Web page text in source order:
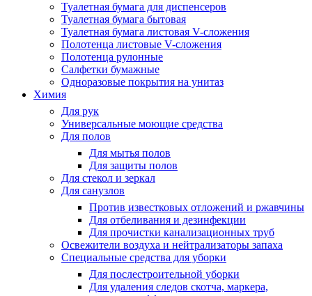
Туалетная бумага для диспенсеров
Туалетная бумага бытовая
Туалетная бумага листовая V-сложения
Полотенца листовые V-сложения
Полотенца рулонные
Салфетки бумажные
Одноразовые покрытия на унитаз
Химия
Для рук
Универсальные моющие средства
Для полов
Для мытья полов
Для защиты полов
Для стекол и зеркал
Для санузлов
Против известковых отложений и ржавчины
Для отбеливания и дезинфекции
Для прочистки канализационных труб
Освежители воздуха и нейтрализаторы запаха
Специальные средства для уборки
Для послестроительной уборки
Для удаления следов скотча, маркера,